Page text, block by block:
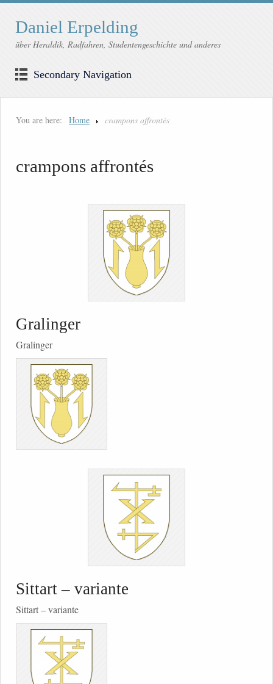
Daniel Erpelding
über Heraldik, Radfahren, Studentengeschichte und anderes
Secondary Navigation
You are here: Home crampons affrontés
crampons affrontés
Gralinger
Gralinger
Sittart – variante
Sittart – variante